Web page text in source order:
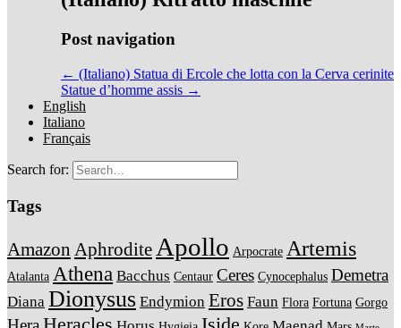
Post navigation
← (Italiano) Statua di Ercole che lotta con la Cerva cerinite
Statue d’homme assis →
English
Italiano
Français
Search for:
Tags
Amazon Aphrodite Apollo Arpocrate Artemis
Atalanta Athena Bacchus Centaur Ceres Cynocephalus Demetra
Diana Dionysus Endymion Eros Faun Flora Fortuna Gorgo